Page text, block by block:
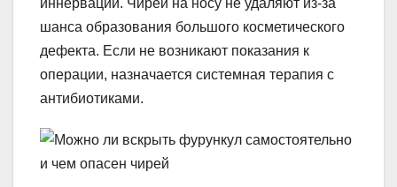
шанса образования большого косметического
дефекта. Если не возникают показания к
операции, назначается системная терапия с
антибиотиками.